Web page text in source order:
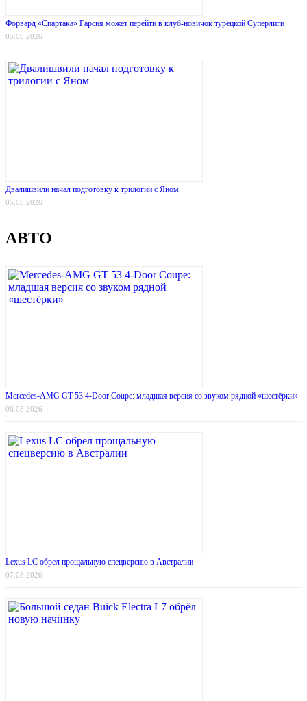
Форвард «Спартака» Гарсия может перейти в клуб-новичок турецкой Суперлиги
05.08.2026
Двалишвили начал подготовку к трилогии с Яном
05.08.2026
АВТО
Mercedes-AMG GT 53 4-Door Coupe: младшая версия со звуком рядной «шестёрки»
08.08.2026
Lexus LC обрел прощальную спецверсию в Австралии
07.08.2026